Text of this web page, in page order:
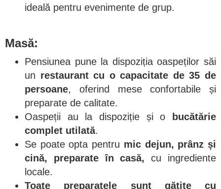
ideală pentru evenimente de grup.
Masă:
Pensiunea pune la dispoziția oaspeților săi
un restaurant cu o capacitate de 35 de
persoane, oferind mese confortabile și
preparate de calitate.
Oaspeții au la dispoziție și o
bucătărie
complet utilată.
Se poate opta pentru mic dejun, prânz și
cină, preparate în casă, cu ingrediente
locale.
Toate preparatele sunt gătite cu